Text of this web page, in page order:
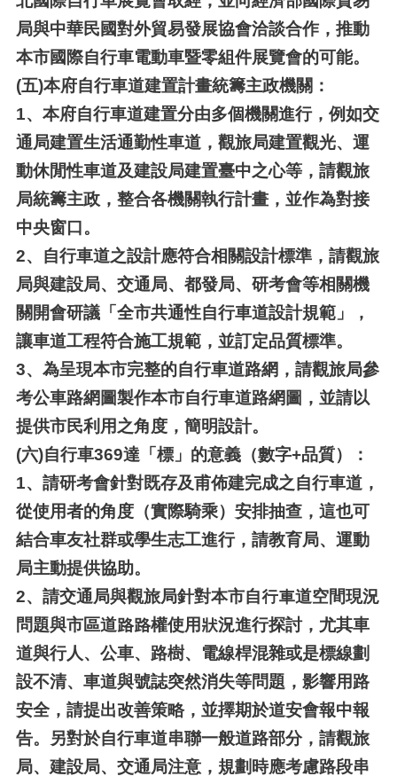
局與中華民國對外貿易發展協會洽談合作，推動
本市國際自行車電動車暨零組件展覽會的可能。
(五)本府自行車道建置計畫統籌主政機關：
1、 本府自行車道建置分由多個機關進行，例如交
通局建置生活通勤性車道，觀旅局建置觀光、運
動休閒性車道及建設局建置臺中之心等，請觀旅
局統籌主政，整合各機關執行計畫，並作為對接
中央窗口。
2、 自行車道之設計應符合相關設計標準，請觀旅
局與建設局、交通局、都發局、研考會等相關機
關開會研議「全市共通性自行車道設計規範」，
讓車道工程符合施工規範，並訂定品質標準。
3、 為呈現本市完整的自行車道路網，請觀旅局參
考公車路網圖製作本市自行車道路網圖，並請以
提供市民利用之角度，簡明設計。
(六)自行車369達「標」的意義（數字+品質）：
1、 請研考會針對既存及甫佈建完成之自行車道，
從使用者的角度（實際騎乘）安排抽查，這也可
結合車友社群或學生志工進行，請教育局、運動
局主動提供協助。
2、 請交通局與觀旅局針對本市自行車道空間現況
問題與市區道路路權使用狀況進行探討，尤其車
道與行人、公車、路樹、電線桿混雜或是標線劃
設不清、車道與號誌突然消失等問題，影響用路
安全，請提出改善策略，並擇期於道安會報中報
告。另對於自行車道串聯一般道路部分，請觀旅
局、建設局、交通局注意，規劃時應考慮路段串